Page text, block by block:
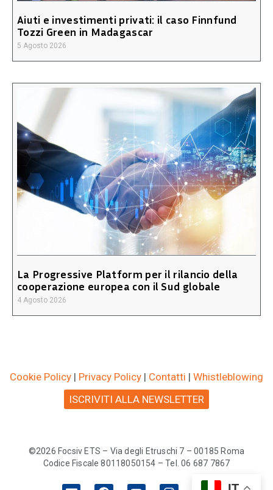
Aiuti e investimenti privati: il caso Finnfund
Tozzi Green in Madagascar
5 Agosto 2026
La Progressive Platform per il rilancio della
cooperazione europea con il Sud globale
4 Agosto 2026
Cookie Policy | Privacy Policy | Contatti | Whistleblowing
ISCRIVITI ALLA NEWSLETTER
©2026 Focsiv ETS – Via degli Etruschi 7 – 00185 Roma
Codice Fiscale 80118050154 – Tel. 06 687 7867